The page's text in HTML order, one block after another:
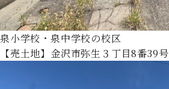
泉小学校・泉中学校の校区
【売土地】金沢市弥生３丁目8番39号